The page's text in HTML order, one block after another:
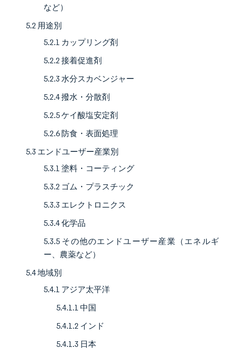
など）
5.2 用途別
5.2.1 カップリング剤
5.2.2 接着促進剤
5.2.3 水分スカベンジャー
5.2.4 撥水・分散剤
5.2.5 ケイ酸塩安定剤
5.2.6 防食・表面処理
5.3 エンドユーザー産業別
5.3.1 塗料・コーティング
5.3.2 ゴム・プラスチック
5.3.3 エレクトロニクス
5.3.4 化学品
5.3.5 その他のエンドユーザー産業（エネルギ
ー、農薬など）
5.4 地域別
5.4.1 アジア太平洋
5.4.1.1 中国
5.4.1.2 インド
5.4.1.3 日本